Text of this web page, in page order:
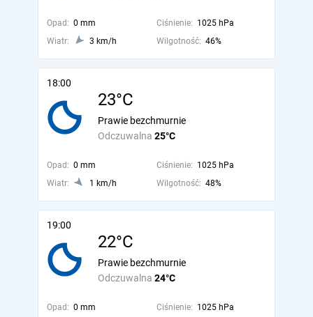
Opad: 0 mm Ciśnienie: 1025 hPa
Wiatr:
3 km/h Wilgotność: 46%
18:00
23°C
Odczuwalna 25°C
Prawie bezchmurnie
Opad: 0 mm Ciśnienie: 1025 hPa
Wiatr:
1 km/h Wilgotność: 48%
19:00
22°C
Odczuwalna 24°C
Prawie bezchmurnie
Opad: 0 mm Ciśnienie: 1025 hPa